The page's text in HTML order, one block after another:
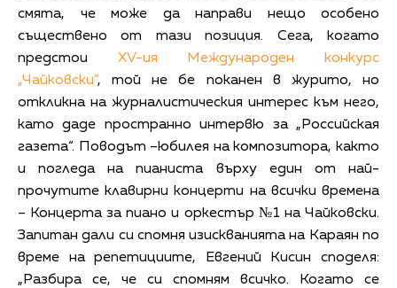
смята, че може да направи нещо особено
съществено от тази позиция. Сега, когато
предстои XV-ия Международен конкурс
„Чайковски“, той не бе поканен в журито, но
откликна на журналистическия интерес към него,
като даде пространно интервю за „Российская
газета“. Поводът –юбилея на композитора, както
и погледа на пианиста върху един от най-
прочутите клавирни концерти на всички времена
– Концерта за пиано и оркестър №1 на Чайковски.
Запитан дали си спомня изискванията на Караян по
време на репетициите, Евгений Кисин споделя:
„Разбира се, че си спомням всичко. Когато се